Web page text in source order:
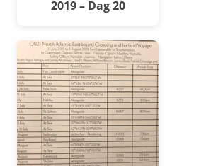
2019 – Dag 20